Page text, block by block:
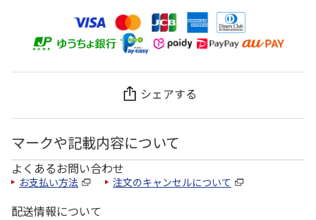
シェアする
マークや記載内容について
よくあるお問い合わせ
お支払い方法 注文のキャンセルについて
配送情報について